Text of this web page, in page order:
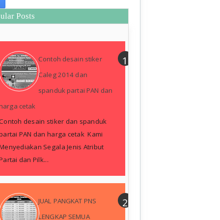
Posts
Contoh desain stiker
Caleg 2014 dan
spanduk partai PAN dan
cetak
desain stiker dan spanduk
PAN dan harga cetak Kami
Segala Jenis Atribut
dan Pilk...
JUAL PANGKAT PNS
LENGKAP SEMUA